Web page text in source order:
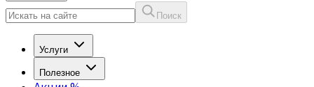
Поиск
Услуги
Полезное